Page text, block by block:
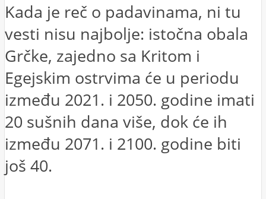
Kada je reč o padavinama, ni tu
vesti nisu najbolje: istočna obala
Grčke, zajedno sa Kritom i
Egejskim ostrvima će u periodu
između 2021. i 2050. godine imati
20 sušnih dana više, dok će ih
između 2071. i 2100. godine biti
još 40.